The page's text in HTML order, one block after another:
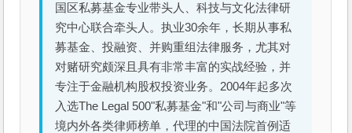
国区私募基金专业带头人、科技与文化法律研
究中心联合牵头人。执业30余年，长期从事私
募基金、投融资、并购重组法律服务，尤其对
对赌研究颇深且具有非常丰富的实战经验，并
专注于金融机构股权投资业务。2004年起多次
入选The Legal 500"私募基金"和"公司与商业"等
境内外各类律师榜单，代理的中国法院首例适